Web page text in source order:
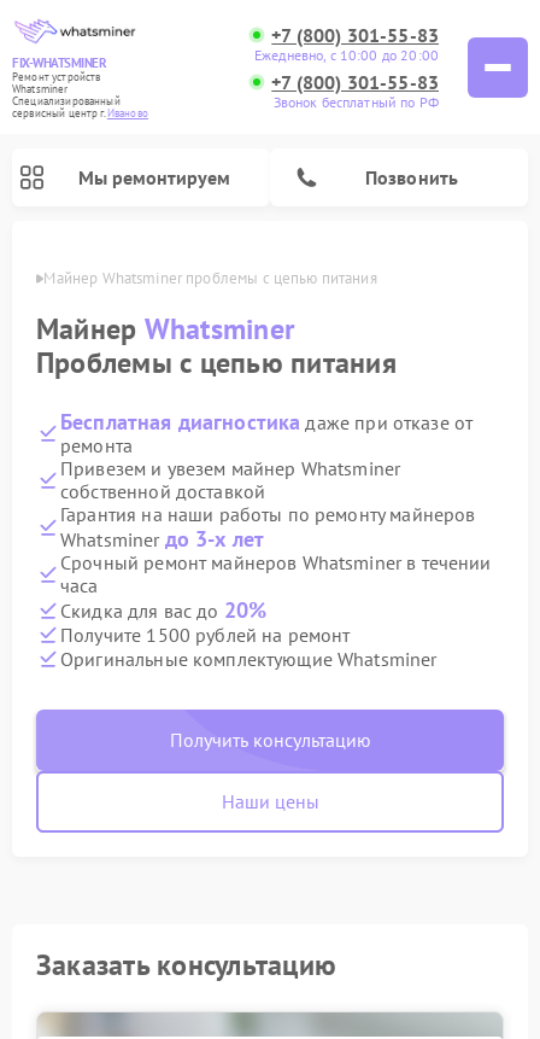
FIX-WHATSMINER
Ремонт устройств
Whatsminer
Специализированный
cервисный центр г.Иваново
+7 (800) 301-55-83
Ежедневно, с 10:00 до 20:00
+7 (800) 301-55-83
Звонок бесплатный по РФ
Мы ремонтируем Позвонить
Майнер Whatsminer проблемы с цепью питания
Майнер Whatsminer
Проблемы с цепью питания
Бесплатная диагностика даже при отказе от
ремонта
Привезем и увезем майнер Whatsminer
собственной доставкой
Гарантия на наши работы по ремонту майнеров
Whatsminer до 3-х лет
Срочный ремонт майнеров Whatsminer в течении
часа
Скидка для вас до 20%
Получите 1500 рублей на ремонт
Оригинальные комплектующие Whatsminer
Получить консультацию
Наши цены
Заказать консультацию